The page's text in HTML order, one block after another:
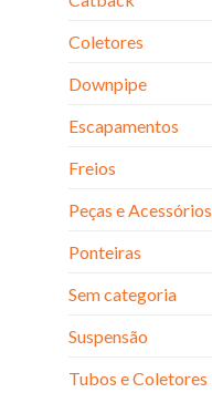
Coletores
Downpipe
Escapamentos
Freios
Peças e Acessórios
Ponteiras
Sem categoria
Suspensão
Tubos e Coletores